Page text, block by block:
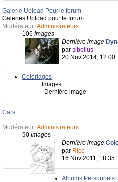
Galerie Upload Pour le forum
Galeries Upload pour le forum
Modérateur: Administrateurs
106 Images
Dernière image
par sibelius
20 Nov 2014, 12:00
Coloriages
Images
Dernière image
Cars
Modérateur: Administrateurs
90 Images
Dernière image
par Rico
16 Nov 2011, 18:35
Albums Personnels